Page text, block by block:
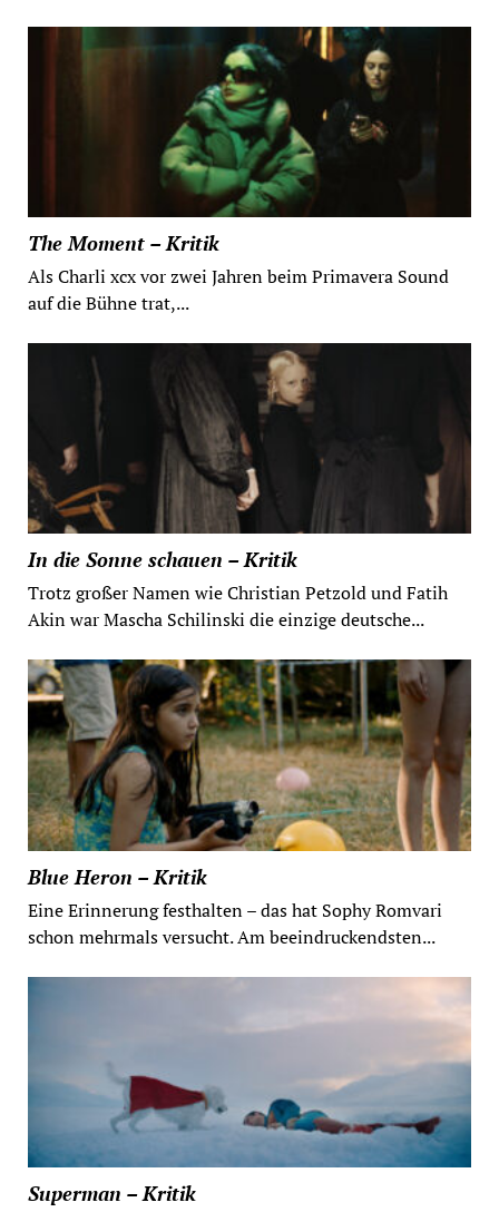
The Moment – Kritik
Als Charli xcx vor zwei Jahren beim Primavera Sound
auf die Bühne trat,...
In die Sonne schauen – Kritik
Trotz großer Namen wie Christian Petzold und Fatih
Akin war Mascha Schilinski die einzige deutsche...
Blue Heron – Kritik
Eine Erinnerung festhalten – das hat Sophy Romvari
schon mehrmals versucht. Am beeindruckendsten...
Superman – Kritik